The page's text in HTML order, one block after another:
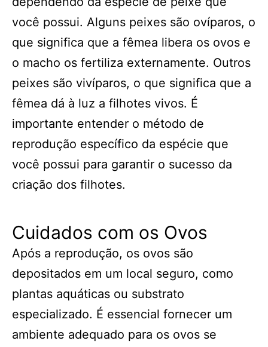
você possui. Alguns peixes são ovíparos, o
que significa que a fêmea libera os ovos e
o macho os fertiliza externamente. Outros
peixes são vivíparos, o que significa que a
fêmea dá à luz a filhotes vivos. É
importante entender o método de
reprodução específico da espécie que
você possui para garantir o sucesso da
criação dos filhotes.
Cuidados com os Ovos
Após a reprodução, os ovos são
depositados em um local seguro, como
plantas aquáticas ou substrato
especializado. É essencial fornecer um
ambiente adequado para os ovos se